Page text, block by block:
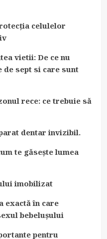
celulelor
vietii: De ce nu
sept si care sunt
rece: ce trebuie să
dentar invizibil.
te găsește lumea
imobilizat
exactă în care
bebelușului
pentru